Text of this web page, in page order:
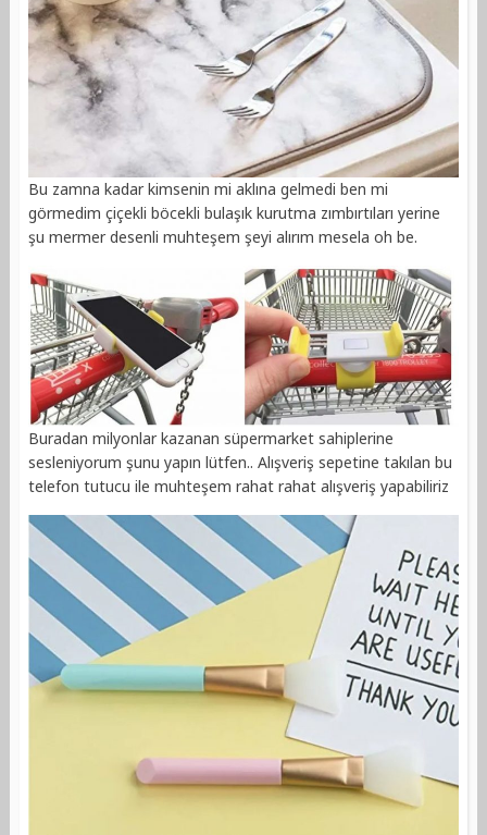
Bu zamna kadar kimsenin mi aklına gelmedi ben mi
görmedim çiçekli böcekli bulaşık kurutma zımbırtıları yerine
şu mermer desenli muhteşem şeyi alırım mesela oh be.
Buradan milyonlar kazanan süpermarket sahiplerine
sesleniyorum şunu yapın lütfen.. Alışveriş sepetine takılan bu
telefon tutucu ile muhteşem rahat rahat alışveriş yapabiliriz